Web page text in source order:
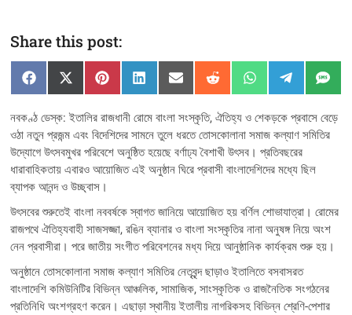
Share this post:
Share
on
F
a
e
b
o
o
k
Share
on
X
(
w
t
t
e
r
)
Share
on
P
i
t
e
r
e
s
t
Share
on
L
i
k
e
d
I
n
Share
on
E
m
i
l
Share
on
R
e
d
i
t
Share
on
W
h
t
s
A
p
p
Share
on
e
e
g
r
a
m
on
S
M
নবকণ্ঠ ডেস্ক: ইতালির রাজধানী রোমে বাংলা সংস্কৃতি, ঐতিহ্য ও শেকড়কে প্রবাসে বেড়ে
ওঠা নতুন প্রজন্ম এবং বিদেশিদের সামনে তুলে ধরতে তোসকোলানা সমাজ কল্যাণ সমিতির
উদ্যোগে উৎসবমুখর পরিবেশে অনুষ্ঠিত হয়েছে বর্ণাঢ্য বৈশাখী উৎসব। প্রতিবছরের
ধারাবাহিকতায় এবারও আয়োজিত এই অনুষ্ঠান ঘিরে প্রবাসী বাংলাদেশিদের মধ্যে ছিল
ব্যাপক আনন্দ ও উচ্ছ্বাস।
উৎসবের শুরুতেই বাংলা নববর্ষকে স্বাগত জানিয়ে আয়োজিত হয় বর্ণিল শোভাযাত্রা। রোমের
রাজপথে ঐতিহ্যবাহী সাজসজ্জা, রঙিন ব্যানার ও বাংলা সংস্কৃতির নানা অনুষঙ্গ নিয়ে অংশ
নেন প্রবাসীরা। পরে জাতীয় সংগীত পরিবেশনের মধ্য দিয়ে আনুষ্ঠানিক কার্যক্রম শুরু হয়।
অনুষ্ঠানে তোসকোলানা সমাজ কল্যাণ সমিতির নেতৃবৃন্দ ছাড়াও ইতালিতে বসবাসরত
বাংলাদেশি কমিউনিটির বিভিন্ন আঞ্চলিক, সামাজিক, সাংস্কৃতিক ও রাজনৈতিক সংগঠনের
প্রতিনিধি অংশগ্রহণ করেন। এছাড়া স্থানীয় ইতালীয় নাগরিকসহ বিভিন্ন শ্রেণি-পেশার